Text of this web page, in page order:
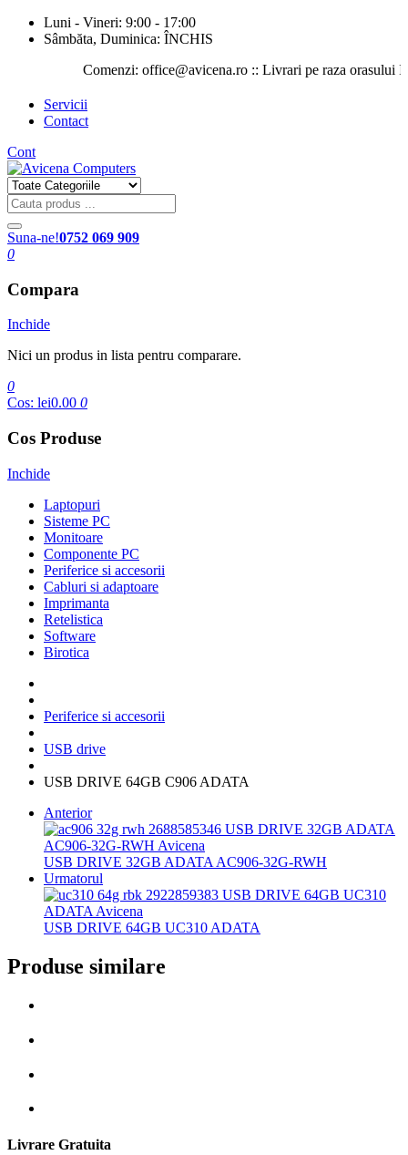
Luni - Vineri: 9:00 - 17:00
Sâmbăta, Duminica: ÎNCHIS
Comenzi: office@avicena.ro :: Livrari pe raza orasului
Servicii
Contact
Cont
Suna-ne!0752 069 909
0
Compara
Inchide
Nici un produs in lista pentru comparare.
0
Cos: lei0.00 0
Cos Produse
Inchide
Laptopuri
Sisteme PC
Monitoare
Componente PC
Periferice si accesorii
Cabluri si adaptoare
Imprimanta
Retelistica
Software
Birotica
Periferice si accesorii
USB drive
USB DRIVE 64GB C906 ADATA
Anterior
USB DRIVE 32GB ADATA AC906-32G-RWH
Urmatorul
USB DRIVE 64GB UC310 ADATA
Produse similare
Livrare Gratuita